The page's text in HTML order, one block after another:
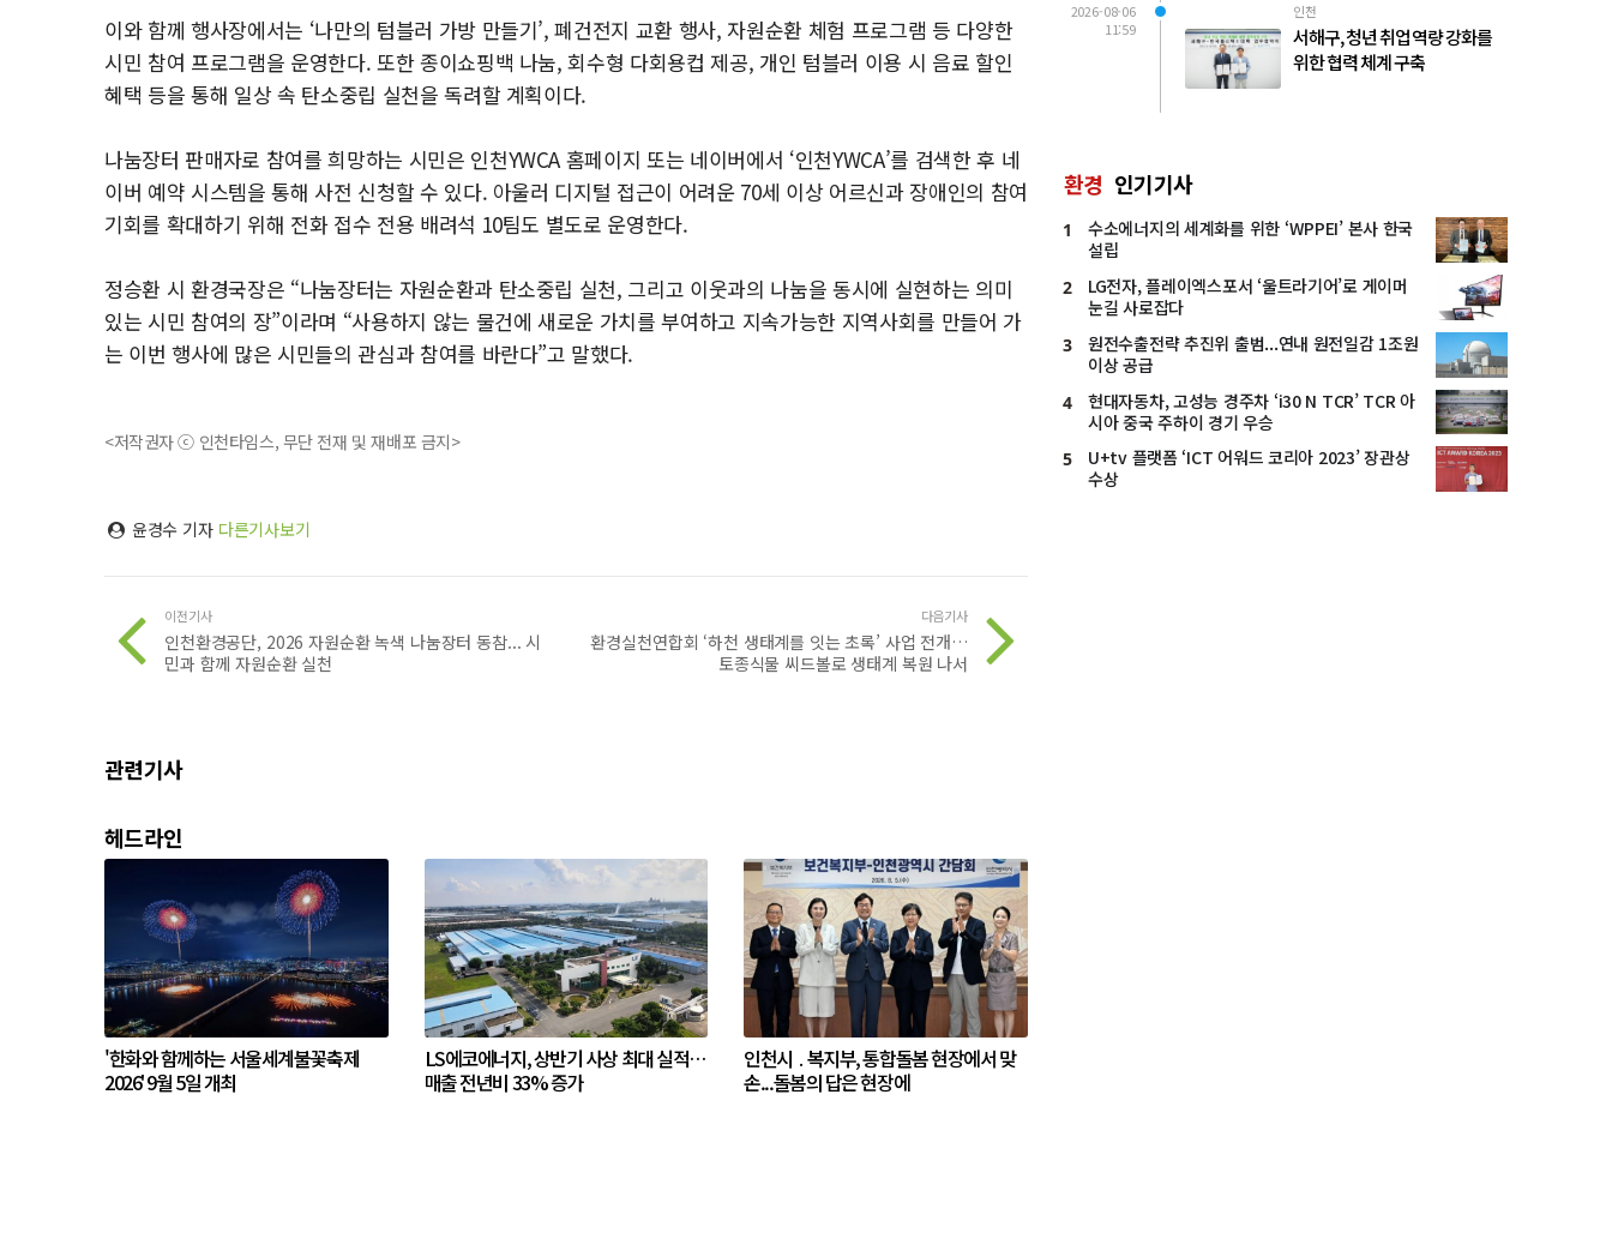
이와 함께 행사장에서는 ‘나만의 텀블러 가방 만들기’, 폐건전지 교환 행사, 자원순환 체험 프로그램 등 다양한
시민 참여 프로그램을 운영한다. 또한 종이쇼핑백 나눔, 회수형 다회용컵 제공, 개인 텀블러 이용 시 음료 할인
혜택 등을 통해 일상 속 탄소중립 실천을 독려할 계획이다.
나눔장터 판매자로 참여를 희망하는 시민은 인천YWCA 홈페이지 또는 네이버에서 ‘인천YWCA’를 검색한 후 네
이버 예약 시스템을 통해 사전 신청할 수 있다. 아울러 디지털 접근이 어려운 70세 이상 어르신과 장애인의 참여
기회를 확대하기 위해 전화 접수 전용 배려석 10팀도 별도로 운영한다.
정승환 시 환경국장은 “나눔장터는 자원순환과 탄소중립 실천, 그리고 이웃과의 나눔을 동시에 실현하는 의미
있는 시민 참여의 장”이라며 “사용하지 않는 물건에 새로운 가치를 부여하고 지속가능한 지역사회를 만들어 가
는 이번 행사에 많은 시민들의 관심과 참여를 바란다”고 말했다.
<저작권자 ⓒ 인천타임스, 무단 전재 및 재배포 금지>
윤경수 기자 다른기사보기
이전기사
인천환경공단, 2026 자원순환 녹색 나눔장터 동참... 시
민과 함께 자원순환 실천
다음기사
환경실천연합회 ‘하천 생태계를 잇는 초록’ 사업 전개…
토종식물 씨드볼로 생태계 복원 나서
관련기사
헤드라인
'한화와 함께하는 서울세계불꽃축제
2026' 9월 5일 개최
LS에코에너지, 상반기 사상 최대 실적…
매출 전년비 33% 증가
인천시 ․ 복지부, 통합돌봄 현장에서 맞
손...돌봄의 답은 현장에
2026-08-06
11:59
인천
서해구, 청년 취업 역량 강화를
위한 협력 체계 구축
환경 인기기사
1
수소에너지의 세계화를 위한 ‘WPPEI’ 본사 한국
설립
2
LG전자, 플레이엑스포서 ‘울트라기어’로 게이머
눈길 사로잡다
3
원전수출전략 추진위 출범...연내 원전일감 1조원
이상 공급
4
현대자동차, 고성능 경주차 ‘i30 N TCR’ TCR 아
시아 중국 주하이 경기 우승
5
U+tv 플랫폼 ‘ICT 어워드 코리아 2023’ 장관상
수상